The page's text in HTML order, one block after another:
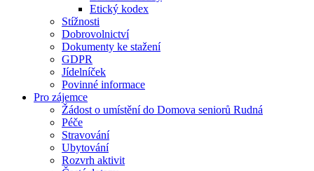
Etický kodex
Stížnosti
Dobrovolnictví
Dokumenty ke stažení
GDPR
Jídelníček
Povinné informace
Pro zájemce
Žádost o umístění do Domova seniorů Rudná
Péče
Stravování
Ubytování
Rozvrh aktivit